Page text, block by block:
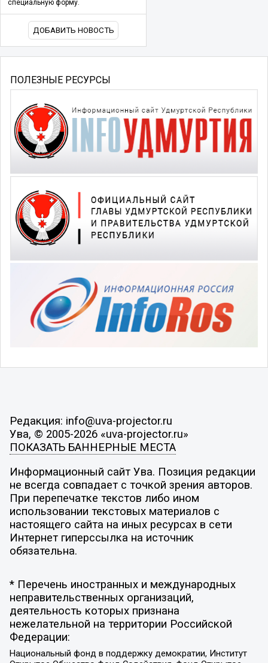
специальную форму.
ДОБАВИТЬ НОВОСТЬ
ПОЛЕЗНЫЕ РЕСУРСЫ
Редакция: info@uva-projector.ru
Ува, © 2005-2026 «uva-projector.ru»
ПОКАЗАТЬ БАННЕРНЫЕ МЕСТА
Информационный сайт Ува. Позиция редакции
не всегда совпадает с точкой зрения авторов.
При перепечатке текстов либо ином
использовании текстовых материалов с
настоящего сайта на иных ресурсах в сети
Интернет гиперссылка на источник
обязательна.
* Перечень иностранных и международных
неправительственных организаций,
деятельность которых признана
нежелательной на территории Российской
Федерации:
Национальный фонд в поддержку демократии, Институт